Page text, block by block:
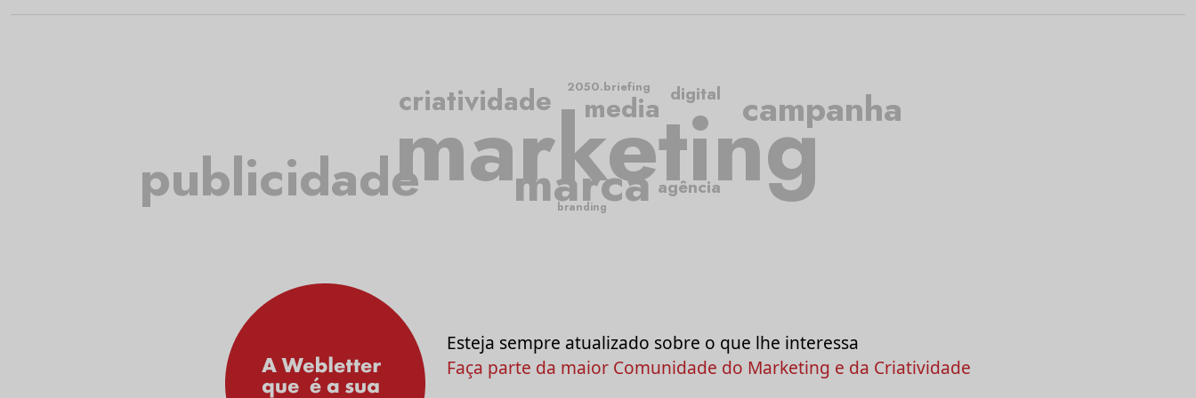
marketing
publicidade marca
criatividade campanha
media
agência
digital
2050.briefing
branding
Esteja sempre atualizado sobre o que lhe interessa
Faça parte da maior Comunidade do Marketing e da Criatividade